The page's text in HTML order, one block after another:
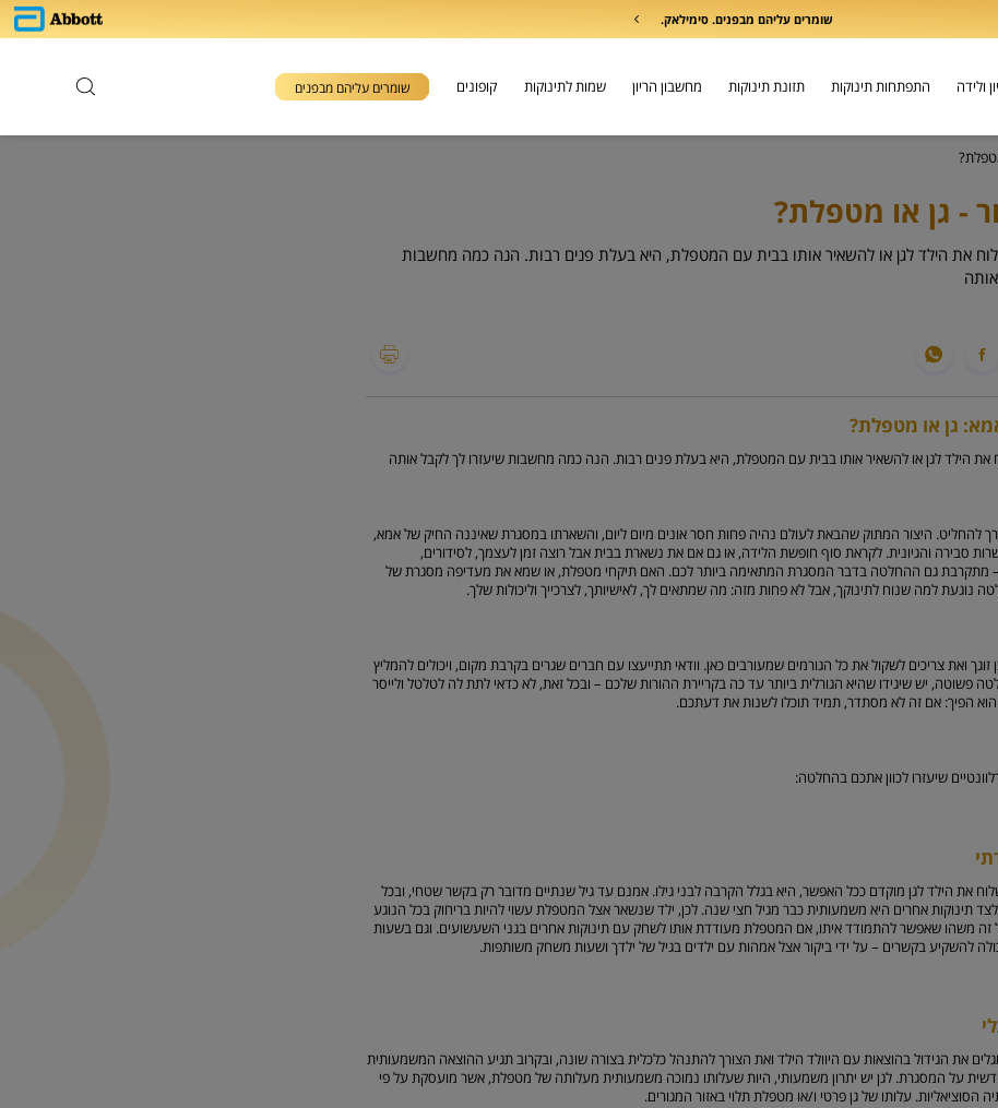
שומרים עליהם מבפנים. סימילאק.
ולידה התפתחות תינוקות תזונת תינוקות מחשבון הריון שמות לתינוקות קופונים שומרים עליהם מבפנים
- גן או מטפלת?
את הילד לגן או להשאיר אותו בבית עם המטפלת, היא בעלת פנים רבות. הנה כמה מחשבות
גן או מטפלת?
הילד לגן או להשאיר אותו בבית עם המטפלת, היא בעלת פנים רבות. הנה כמה מחשבות שיעזרו לך לקבל אותה
להחליט. היצור המתוק שהבאת לעולם נהיה פחות חסר אונים מיום ליום, והשארתו במסגרת שאיננה החיק של אמא,
סבירה והגיונית. לקראת סוף חופשת הלידה, או גם אם את נשארת בבית אבל רוצה זמן לעצמך, לסידורים,
– מתקרבת גם ההחלטה בדבר המסגרת המתאימה ביותר לכם. האם תיקחי מטפלת, או שמא את מעדיפה מסגרת של
נוגעת למה שנוח לתינוקך, אבל לא פחות מזה: מה שמתאים לך, לאישיותך, לצרכייך וליכולות שלך.
ואת צריכים לשקול את כל הגורמים שמעורבים כאן. וודאי תתייעצו עם חברים שגרים בקרבת מקום, ויכולים להמליץ
פשוטה, יש שיגידו שהיא הגורלית ביותר עד כה בקריירת ההורות שלכם – ובכל זאת, לא כדאי לתת לה לטלטל ולייסר
הוא הפיך: אם זה לא מסתדר, תמיד תוכלו לשנות את דעתכם.
שיעזרו לכוון אתכם בהחלטה:
את הילד לגן מוקדם ככל האפשר, היא בגלל הקרבה לבני גילו. אמנם עד גיל שנתיים מדובר רק בקשר שטחי, ובכל
תינוקות אחרים היא משמעותית כבר מגיל חצי שנה. לכן, ילד שנשאר אצל המטפלת עשוי להיות בריחוק בכל הנוגע
זה משהו שאפשר להתמודד איתו, אם המטפלת מעודדת אותו לשחק עם תינוקות אחרים בגני השעשועים. וגם בשעות
להשקיע בקשרים – על ידי ביקור אצל אמהות עם ילדים בגיל של ילדך ושעות משחק משותפות.
את הגידול בהוצאות עם היוולד הילד ואת הצורך להתנהל כלכלית בצורה שונה, ובקרוב תגיע ההוצאה המשמעותית
על המסגרת. לגן יש יתרון משמעותי, היות שעלותו נמוכה משמעותית מעלותה של מטפלת, אשר מועסקת על פי
הסוציאליות. עלותו של גן פרטי ו/או מטפלת תלוי באזור המגורים.